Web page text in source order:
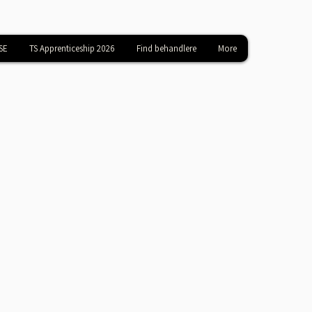
TS Apprenticeship 2026 Find behandlere More